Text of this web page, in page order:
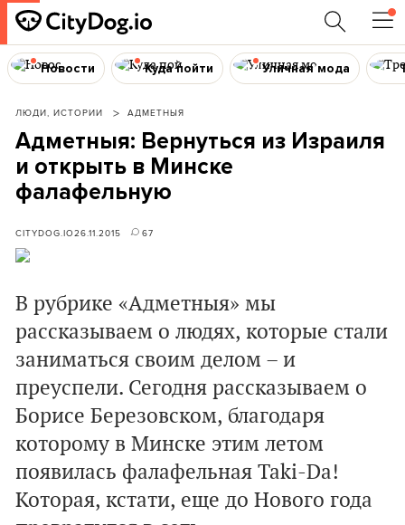
Новости Куда пойти Уличная мода
ЛЮДИ, ИСТОРИИ АДМЕТНЫЯ
Адметныя: Вернуться из Израиля
и открыть в Минске
фалафельную
CITYDOG.IO26.11.2015 67
В рубрике «Адметныя» мы
рассказываем о людях, которые стали
заниматься своим делом – и
преуспели. Сегодня рассказываем о
Борисе Березовском, благодаря
которому в Минске этим летом
появилась фалафельная Taki-Da!
Которая, кстати, еще до Нового года